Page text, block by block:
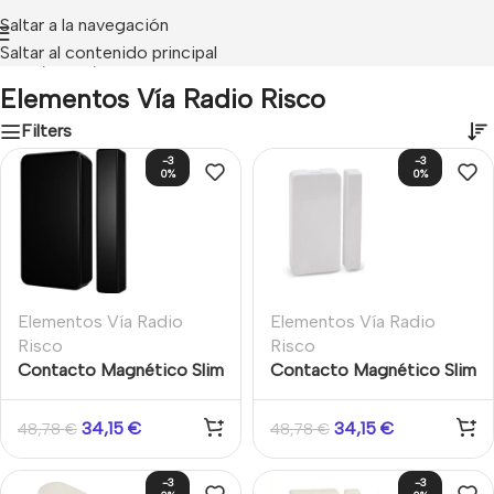
Saltar a la navegación
Saltar al contenido principal
Inicio/ Risco/Elementos Vía Radio Risco
Elementos Vía Radio Risco
Filters
-3
0%
Elementos Vía Radio
Risco
Contacto Magnético Slim
vía radio bidireccional de
Grado 2, 868MHz. Color
negro
48,78€ 34,15 €
-3
0%
Elementos Vía Radio
Risco
Contacto Magnético Slim
Vía Radio Bidireccional
Risco de Grado 2,
868Mhz
48,78€ 34,15 €
-3
-3